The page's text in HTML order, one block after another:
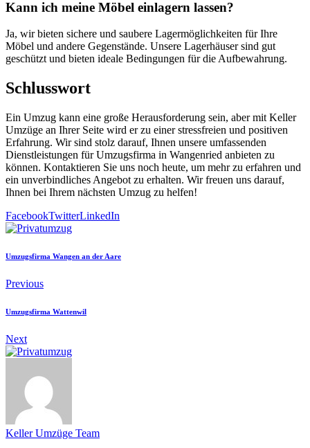
Kann ich meine Möbel einlagern lassen?
Ja, wir bieten sichere und saubere Lagermöglichkeiten für Ihre
Möbel und andere Gegenstände. Unsere Lagerhäuser sind gut
geschützt und bieten ideale Bedingungen für die Aufbewahrung.
Schlusswort
Ein Umzug kann eine große Herausforderung sein, aber mit Keller
Umzüge an Ihrer Seite wird er zu einer stressfreien und positiven
Erfahrung. Wir sind stolz darauf, Ihnen unsere umfassenden
Dienstleistungen für Umzugsfirma in Wangenried anbieten zu
können. Kontaktieren Sie uns noch heute, um mehr zu erfahren und
ein unverbindliches Angebot zu erhalten. Wir freuen uns darauf,
Ihnen bei Ihrem nächsten Umzug zu helfen!
FacebookTwitterLinkedIn
Umzugsfirma Wangen an der Aare
Previous
Umzugsfirma Wattenwil
Next
Keller Umzüge Team